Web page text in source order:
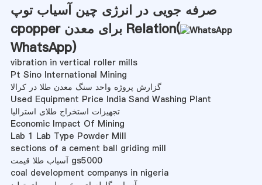
صرفه جویی در انرژی چین آسیاب توپ
cpopper برای معدن Relation(
WhatsApp)
vibration in vertical roller mills
Pt Sino International Mining
گزارش پروژه واحد سنگ معدن طلا در کرالا
Used Equipment Price India Sand Washing Plant
تجهیزات استخراج طلای استرالیا
Economic Impact Of Mining
Lab 1 Lab Type Powder Mill
sections of a cement ball griding mill
آسیاب طلا قیمت gs5000
coal development companys in nigeria